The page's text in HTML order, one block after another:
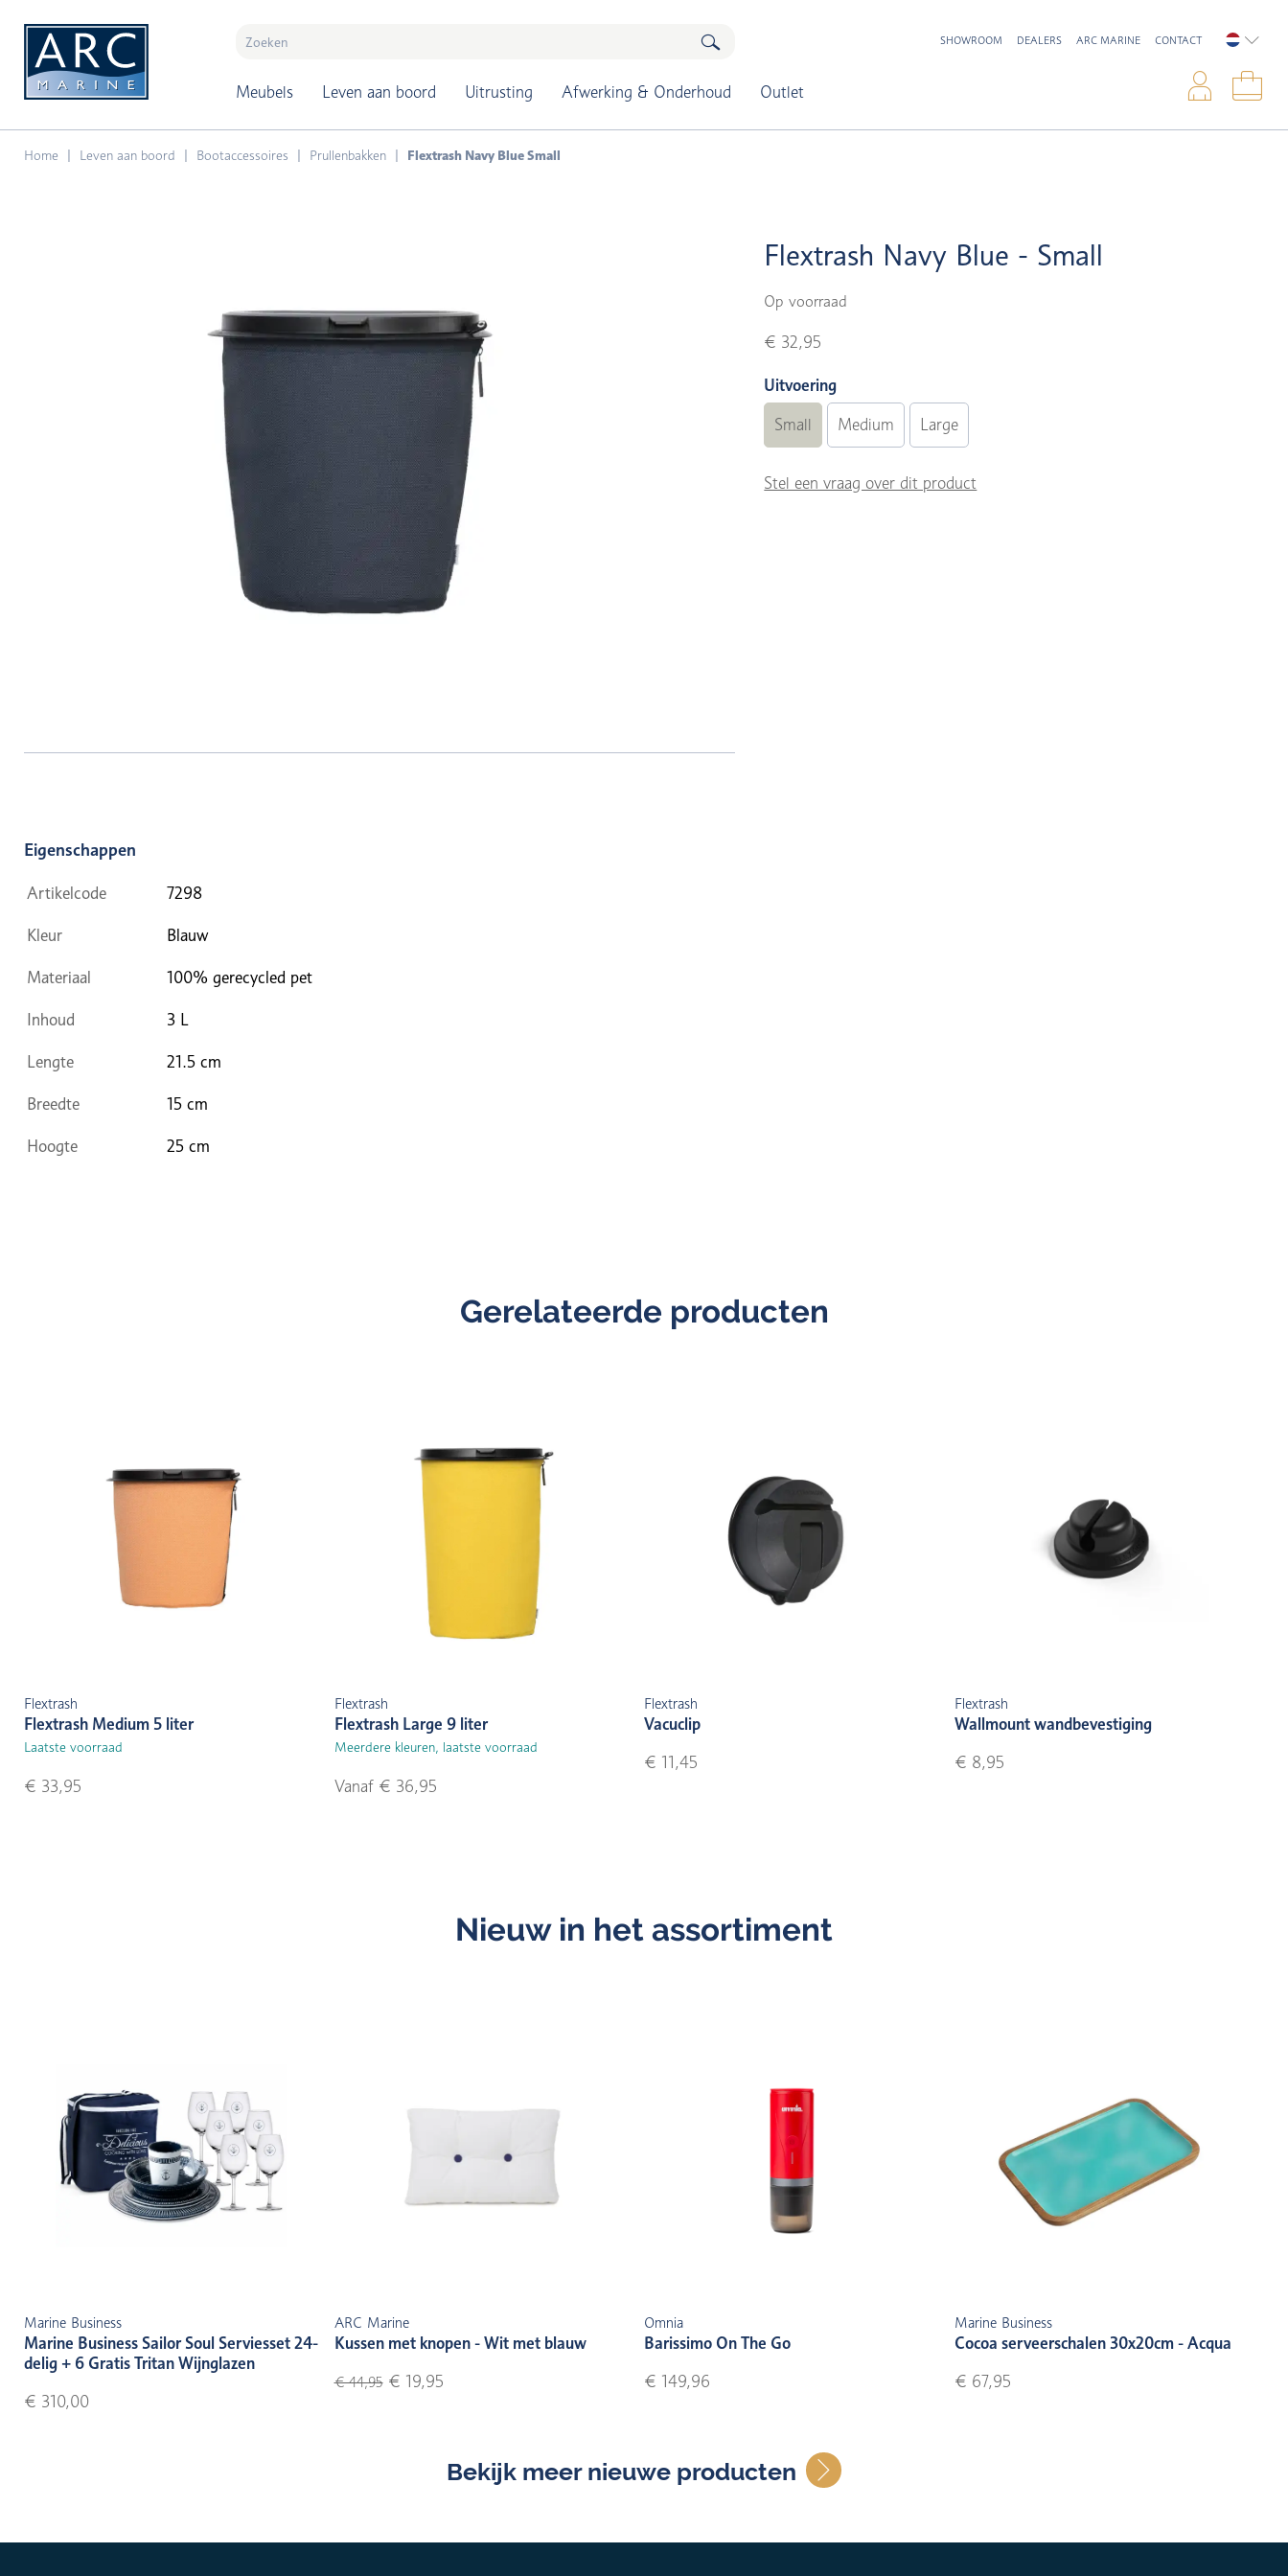
Meubels Leven aan boord Uitrusting Afwerking & Onderhoud Outlet
SHOWROOM DEALERS ARC MARINE CONTACT
Home Leven aan boord Bootaccessoires Prullenbakken Flextrash Navy Blue Small
Flextrash Navy Blue - Small
Op voorraad
€ 32,95
Uitvoering
Small Medium Large
Stel een vraag over dit product
Eigenschappen
Artikelcode 7298
Kleur Blauw
Materiaal 100% gerecycled pet
Inhoud 3 L
Lengte 21.5 cm
Breedte 15 cm
Hoogte 25 cm
Gerelateerde producten
Flextrash
Flextrash Medium 5 liter
Laatste voorraad
€ 33,95
Flextrash
Flextrash Large 9 liter
Meerdere kleuren, laatste voorraad
Vanaf € 36,95
Flextrash
Vacuclip
€ 11,45
Flextrash
Wallmount wandbevestiging
€ 8,95
Nieuw in het assortiment
Marine Business
Marine Business Sailor Soul Serviesset 24-
delig + 6 Gratis Tritan Wijnglazen
€ 310,00
ARC Marine
Kussen met knopen - Wit met blauw
€ 44,95€ 19,95
Omnia
Barissimo On The Go
€ 149,96
Marine Business
Cocoa serveerschalen 30x20cm - Acqua
€ 67,95
Bekijk meer nieuwe producten